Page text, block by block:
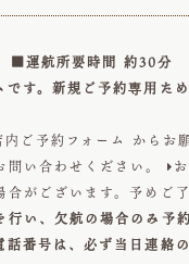
■運航所要時間 約30分
す。新規ご予約専用た
内ご予約フォーム
からお
問い合わせください。

がございます。予めご了
い、欠航の場合のみ予
番号は、必ず当日連絡